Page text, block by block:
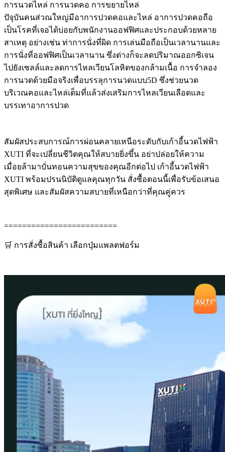
การนวดไหล่ การนวดคอ การขยายไหล่
ปัจุบันคนส่วณใหญ่มีอาการปวดคอและไหล่ อาการปวดคอถือ
เป็นโรคที่เจอได้บ่อยกับพนักงานออฟฟิศและประกอบด้วยหลาย
สาเหตุ อย่างเช่น ท่าการนั่งที่ผิด การเล่นมือถือเป็นเวลานานและ
การนั่งที่ออฟฟิศเป็นเวลานาน ซึ่งต่างก็จะลดปริมาณออกซิเจน
ไปยังเซลล์และลดการไหลเวียนโลหิตของกล้ามเนื้อ การจำลอง
การนวดด้วยมือจริงเพื่อบรรลุการนวดแบบ5D ซึ่งช่วยนวด
บริเวณคอและไหล่เต็มที่แล้วส่งเสริมการไหลเวียนเลือดและ
บรรเทาอาการปวด
สัมผัสประสบการณ์การผ่อนคลายเหนือระดับกับเก้าอี้นวดไฟฟ้า
XUTI ที่จะเปลี่ยนชีวิตคุณให้สบายยิ่งขึ้น อย่าปล่อยให้ความ
เมื่อยล้ามาบั่นทอนความสุขของคุณอีกต่อไป เก้าอี้นวดไฟฟ้า
XUTI พร้อมปรนนิบัติดูแลคุณทุกวัน สั่งซื้อตอนนี้เพื่อรับข้อเสนอ
สุดพิเศษ และสัมผัสความสบายที่เหนือกว่าที่คุณคู่ควร
=========================
🛒 การสั่งซื้อสินค้า เลือกปุ่มแพลตฟอร์ม